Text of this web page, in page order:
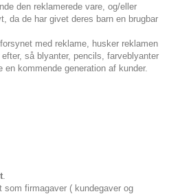
den reklamerede vare, og/eller
da de har givet deres barn en brugbar
med reklame, husker reklamen
så blyanter, pencils, farveblyanter
kommende generation af kunder.
firmagaver ( kundegaver og